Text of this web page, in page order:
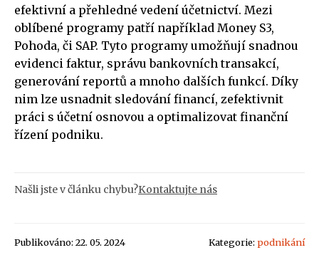
efektivní a přehledné vedení účetnictví. Mezi
oblíbené programy patří například Money S3,
Pohoda, či SAP. Tyto programy umožňují snadnou
evidenci faktur, správu bankovních transakcí,
generování reportů a mnoho dalších funkcí. Díky
nim lze usnadnit sledování financí, zefektivnit
práci s účetní osnovou a optimalizovat finanční
řízení podniku.
Našli jste v článku chybu?Kontaktujte nás
Publikováno: 22. 05. 2024 Kategorie: podnikání